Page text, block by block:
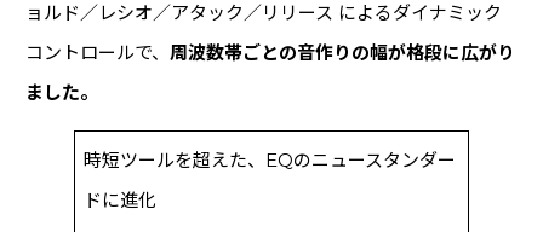
ョルド／レシオ／アタック／リリース によるダイナミック
コントロールで、 周波数帯ごとの音作りの幅が格段に広がり
ました。
時短ツールを超えた、EQのニュースタンダー
ドに進化